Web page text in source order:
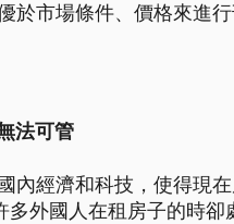
於市場條件、價格來進行
受騙。
法可管
內經濟和科技，使得現
外國人在租房子的時卻